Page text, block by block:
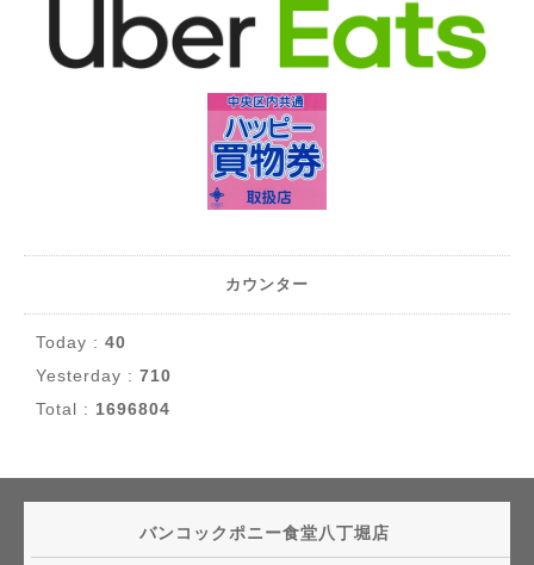
カウンター
Today : 40
Yesterday : 710
Total : 1696804
バンコックポニー食堂八丁堀店